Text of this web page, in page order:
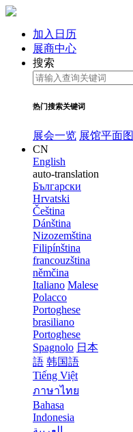
加入日历
展商中心
搜索
热门搜索关键词
展会一览 展馆平面图
CN
English
auto-translation
Български
Hrvatski
Čeština
Dánština
Nizozemština
Filipínština
francouzština
němčina
Italiano Malese
Polacco
Portoghese
brasiliano
Portoghese
Spagnolo 日本
語 韩国語
Tiếng Việt
ภาษาไทย
Bahasa
Indonesia